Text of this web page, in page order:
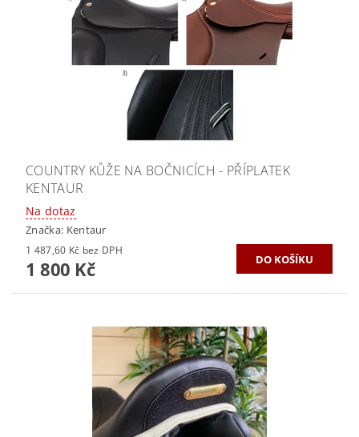
COUNTRY KŮŽE NA BOČNICÍCH - PŘÍPLATEK
KENTAUR
Na dotaz
Značka: Kentaur
1 487,60 Kč bez DPH
1 800 Kč